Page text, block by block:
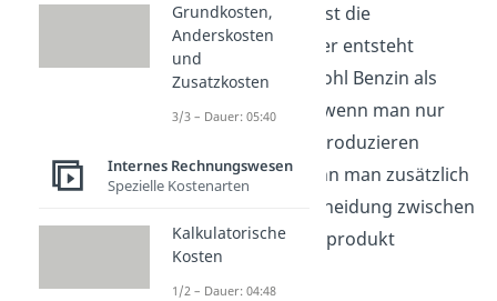
Ein Beispiel dafür ist die
Erdölraffinerie. Hier entsteht
zwangsläufig sowohl Benzin als
auch Diesel, auch wenn man nur
eines der beiden produzieren
möchte. Dabei kann man zusätzlich
auch eine Unterscheidung zwischen
Haupt- und Nebenprodukt
Grundkosten,
Anderskosten
und
Zusatzkosten
3/3 – Dauer: 05:40
Internes Rechnungswesen
Spezielle Kostenarten
Kalkulatorische
Kosten
1/2 – Dauer: 04:48